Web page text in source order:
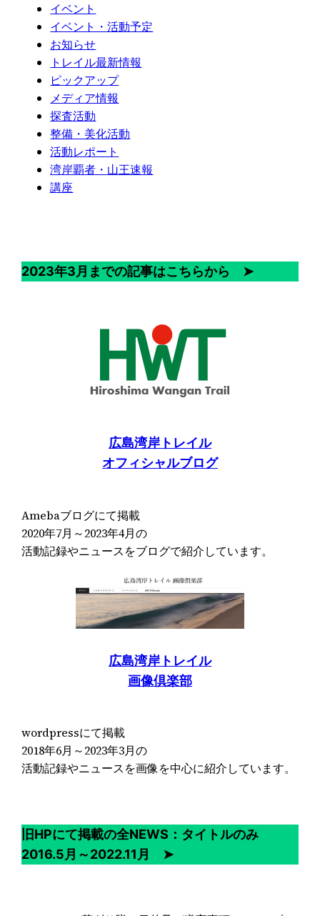
イベント
イベント・活動予定
お知らせ
トレイル最新情報
ピックアップ
メディア情報
探査活動
整備・美化活動
活動レポート
湾岸覇者・山王速報
講座
2023年3月までの記事はこちらから ➤
広島湾岸トレイル
オフィシャルブログ
Amebaブログにて掲載
2020年7月～2023年4月の
活動記録やニュースをブログで紹介しています。
広島湾岸トレイル
画像倶楽部
wordpressにて掲載
2018年6月～2023年3月の
活動記録やニュースを画像を中心に紹介しています。
旧HPにて掲載の全NEWS：タイトルのみ
2016.5月～2022.11月 ➤